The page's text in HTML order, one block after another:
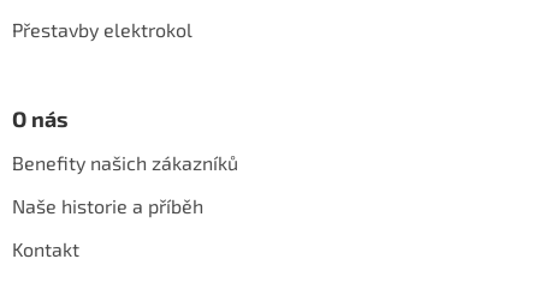
Přestavby elektrokol
O nás
Benefity našich zákazníků
Naše historie a příběh
Kontakt